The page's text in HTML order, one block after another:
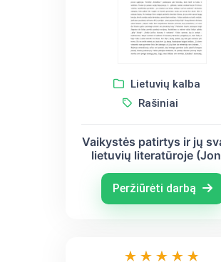
Lietuvių kalba
Rašiniai
Vaikystės patirtys ir jų
lietuvių literatūroje
Antanas Škėma)
Peržiūrėti darbą